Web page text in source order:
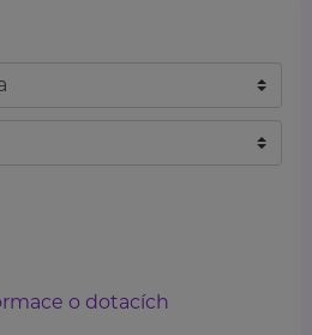
o dotacích